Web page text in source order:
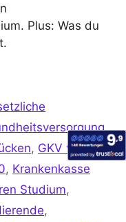
Plus: Was du
, GKV vs PKV
, Krankenkasse
Studium,
,